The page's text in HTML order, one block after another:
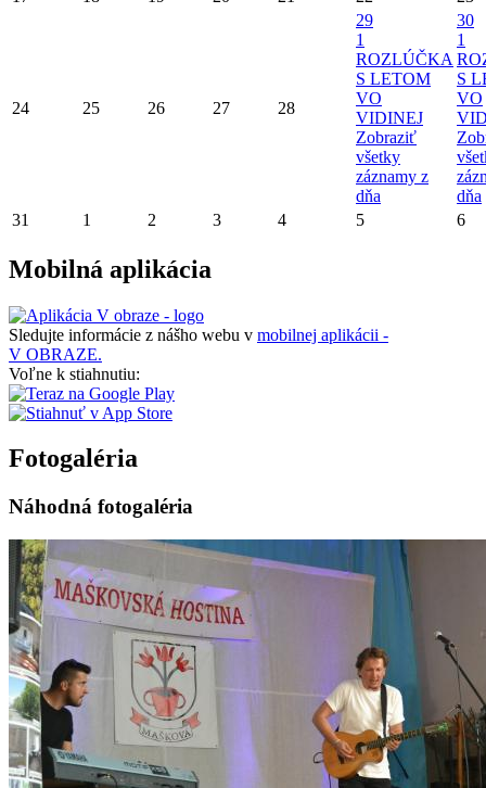
24 25 26 27 28
29
1
ROZLÚČKA
S LETOM
VO
VIDINEJ
Zobraziť
všetky
záznamy z
dňa
30
1
S
VO
dňa
31
1 2 3 4 5 6
Mobilná aplikácia
Sledujte informácie z nášho webu v mobilnej aplikácii -
V OBRAZE.
Voľne k stiahnutiu:
Fotogaléria
Náhodná fotogaléria